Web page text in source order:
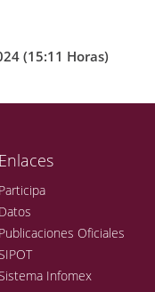
(15:11 Horas)
Enlaces
Participa
Datos
Publicaciones Oficiales
Infomex